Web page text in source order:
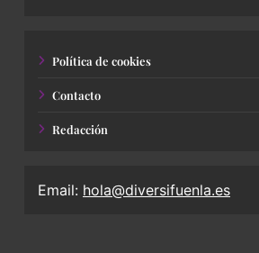
Política de cookies
Contacto
Redacción
Email: hola@diversifuenla.es